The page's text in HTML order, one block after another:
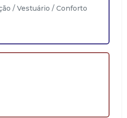
/ Vestuário / Conforto